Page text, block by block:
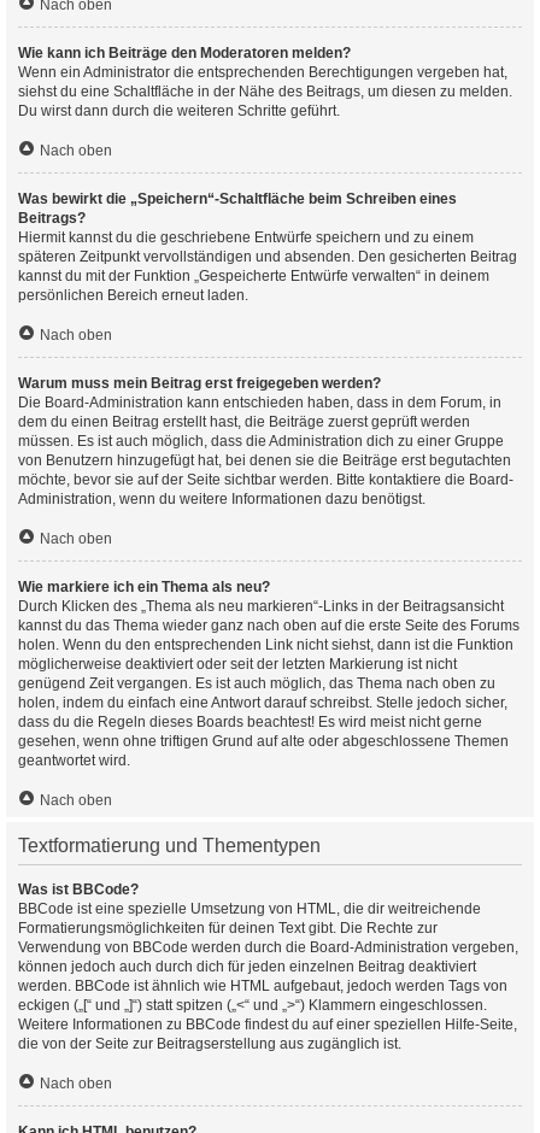
Nach oben
Wie kann ich Beiträge den Moderatoren melden?
Wenn ein Administrator die entsprechenden Berechtigungen vergeben hat,
siehst du eine Schaltfläche in der Nähe des Beitrags, um diesen zu melden.
Du wirst dann durch die weiteren Schritte geführt.
Nach oben
Was bewirkt die „Speichern“-Schaltfläche beim Schreiben eines
Beitrags?
Hiermit kannst du die geschriebene Entwürfe speichern und zu einem
späteren Zeitpunkt vervollständigen und absenden. Den gesicherten Beitrag
kannst du mit der Funktion „Gespeicherte Entwürfe verwalten“ in deinem
persönlichen Bereich erneut laden.
Nach oben
Warum muss mein Beitrag erst freigegeben werden?
Die Board-Administration kann entschieden haben, dass in dem Forum, in
dem du einen Beitrag erstellt hast, die Beiträge zuerst geprüft werden
müssen. Es ist auch möglich, dass die Administration dich zu einer Gruppe
von Benutzern hinzugefügt hat, bei denen sie die Beiträge erst begutachten
möchte, bevor sie auf der Seite sichtbar werden. Bitte kontaktiere die Board-
Administration, wenn du weitere Informationen dazu benötigst.
Nach oben
Wie markiere ich ein Thema als neu?
Durch Klicken des „Thema als neu markieren“-Links in der Beitragsansicht
kannst du das Thema wieder ganz nach oben auf die erste Seite des Forums
holen. Wenn du den entsprechenden Link nicht siehst, dann ist die Funktion
möglicherweise deaktiviert oder seit der letzten Markierung ist nicht
genügend Zeit vergangen. Es ist auch möglich, das Thema nach oben zu
holen, indem du einfach eine Antwort darauf schreibst. Stelle jedoch sicher,
dass du die Regeln dieses Boards beachtest! Es wird meist nicht gerne
gesehen, wenn ohne triftigen Grund auf alte oder abgeschlossene Themen
geantwortet wird.
Nach oben
Textformatierung und Thementypen
Was ist BBCode?
BBCode ist eine spezielle Umsetzung von HTML, die dir weitreichende
Formatierungsmöglichkeiten für deinen Text gibt. Die Rechte zur
Verwendung von BBCode werden durch die Board-Administration vergeben,
können jedoch auch durch dich für jeden einzelnen Beitrag deaktiviert
werden. BBCode ist ähnlich wie HTML aufgebaut, jedoch werden Tags von
eckigen („[“ und „]“) statt spitzen („<“ und „>“) Klammern eingeschlossen.
Weitere Informationen zu BBCode findest du auf einer speziellen Hilfe-Seite,
die von der Seite zur Beitragserstellung aus zugänglich ist.
Nach oben